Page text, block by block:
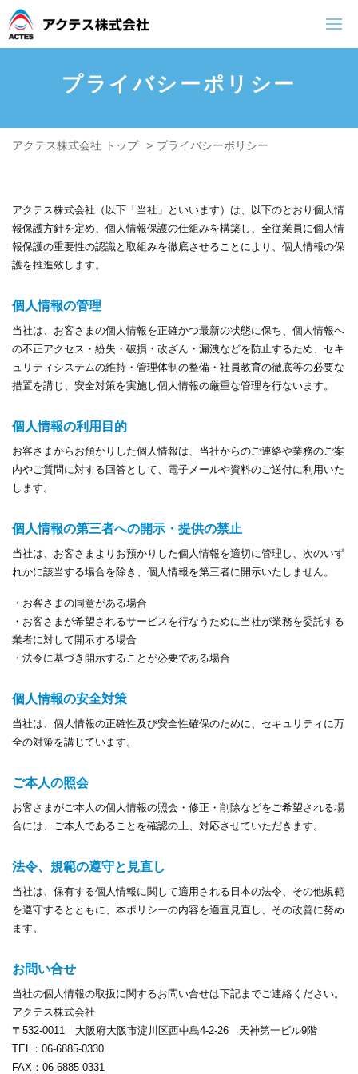
プライバシーポリシー
アクテス株式会社 トップ > プライバシーポリシー
アクテス株式会社（以下「当社」といいます）は、以下のとおり個人情
報保護方針を定め、個人情報保護の仕組みを構築し、全従業員に個人情
報保護の重要性の認識と取組みを徹底させることにより、個人情報の保
護を推進致します。
個人情報の管理
当社は、お客さまの個人情報を正確かつ最新の状態に保ち、個人情報へ
の不正アクセス・紛失・破損・改ざん・漏洩などを防止するため、セキ
ュリティシステムの維持・管理体制の整備・社員教育の徹底等の必要な
措置を講じ、安全対策を実施し個人情報の厳重な管理を行ないます。
個人情報の利用目的
お客さまからお預かりした個人情報は、当社からのご連絡や業務のご案
内やご質問に対する回答として、電子メールや資料のご送付に利用いた
します。
個人情報の第三者への開示・提供の禁止
当社は、お客さまよりお預かりした個人情報を適切に管理し、次のいず
れかに該当する場合を除き、個人情報を第三者に開示いたしません。
・お客さまの同意がある場合
・お客さまが希望されるサービスを行なうために当社が業務を委託する
業者に対して開示する場合
・法令に基づき開示することが必要である場合
個人情報の安全対策
当社は、個人情報の正確性及び安全性確保のために、セキュリティに万
全の対策を講じています。
ご本人の照会
お客さまがご本人の個人情報の照会・修正・削除などをご希望される場
合には、ご本人であることを確認の上、対応させていただきます。
法令、規範の遵守と見直し
当社は、保有する個人情報に関して適用される日本の法令、その他規範
を遵守するとともに、本ポリシーの内容を適宜見直し、その改善に努め
ます。
お問い合せ
当社の個人情報の取扱に関するお問い合せは下記までご連絡ください。
アクテス株式会社
〒532-0011 大阪府大阪市淀川区西中島4-2-26 天神第一ビル9階
TEL：06-6885-0330
FAX：06-6885-0331
トップページ
会社案内 業務内容
排水処理設備
盤制作（タイ）
採用情報 アクセス
プライバシーポリシー サイトマップ